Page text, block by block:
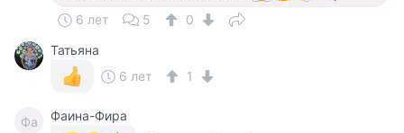
6 лет 5
0
Татьяна
6 лет
1
Фа
Фаина-Фира